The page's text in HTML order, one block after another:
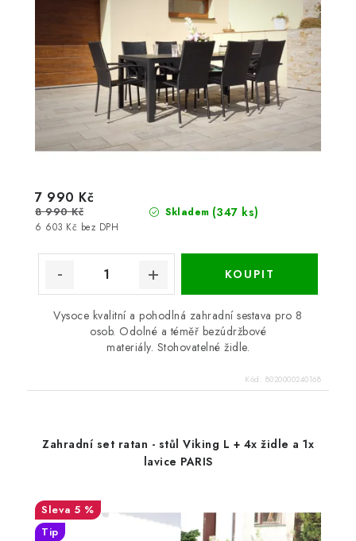
Skladem (347 ks)
6 603 Kč bez DPH
7 990 Kč
8 990 Kč
Vysoce kvalitní a pohodlná zahradní sestava pro 8
osob. Odolné a téměř bezúdržbové
materiály. Stohovatelné židle.
Kód: 8020000240168
Zahradní set ratan - stůl Viking L + 4x židle a 1x
lavice PARIS
5 %
Tip